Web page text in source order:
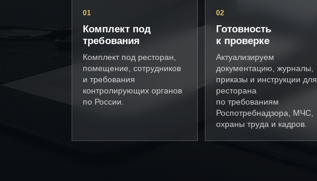
01
Комплект под
требования
Комплект под ресторан,
помещение, сотрудников
и требования
контролирующих органов
по России.
02
Готовность
к проверке
Актуализируем
документацию, журналы,
приказы и инструкции для
ресторана
по требованиям
Роспотребнадзора, МЧС,
охраны труда и кадров.